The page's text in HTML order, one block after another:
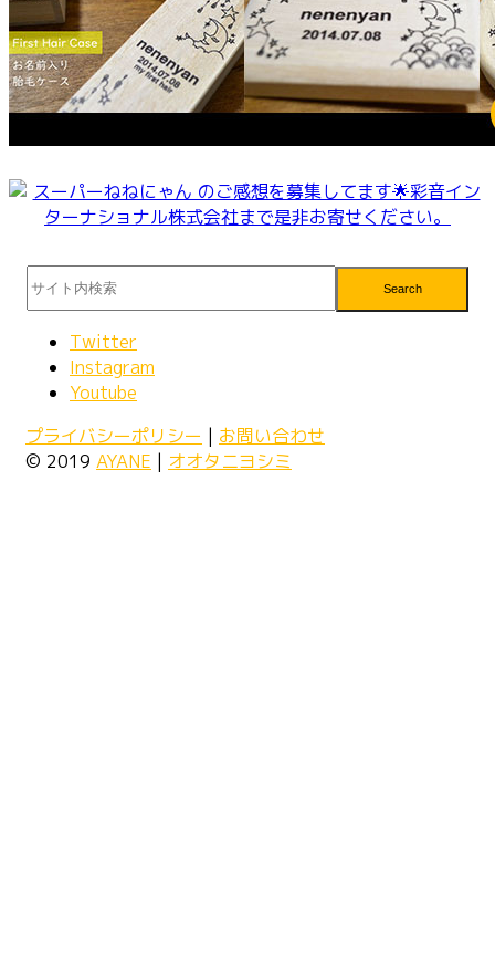
Search
Twitter
Instagram
Youtube
プライバシーポリシー | お問い合わせ
© 2019 AYANE | オオタニヨシミ